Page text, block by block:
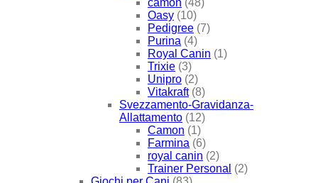
camon (48)
Oasy (10)
Pedigree (7)
Purina (4)
Royal Canin (1)
Trixie (3)
Unipro (2)
Vitakraft (8)
Svezzamento-Gravidanza-
Allattamento (12)
Camon (1)
Farmina (6)
royal canin (2)
Trainer Personal (2)